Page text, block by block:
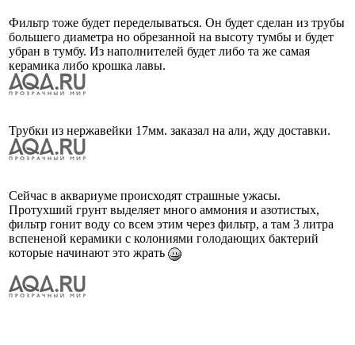
Фильтр тоже будет переделываться. Он будет сделан из трубы
большего диаметра но обрезанной на высоту тумбы и будет
убран в тумбу. Из наполнителей будет либо та же самая
керамика либо крошка лавы.
Трубки из нержавейки 17мм. заказал на али, жду доставки.
Сейчас в аквариуме происходят страшные ужасы.
Протухший грунт выделяет много аммония и азотистых,
фильтр гонит воду со всем этим через фильтр, а там 3 литра
вспененой керамики с колониями голодающих бактерий
которые начинают это жрать